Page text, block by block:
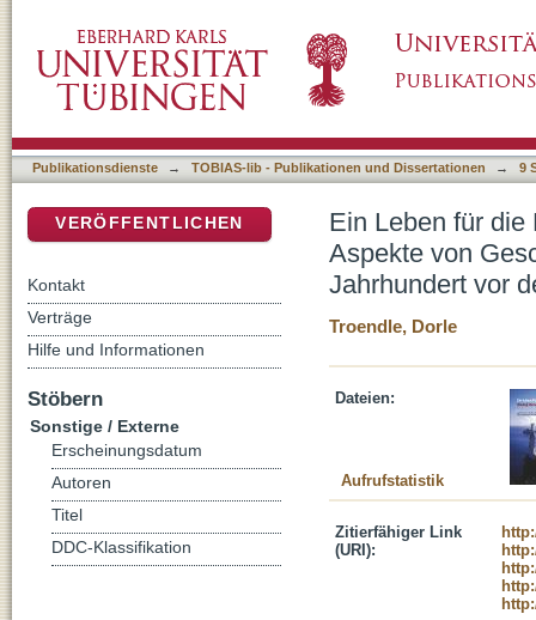
Kultur und Kunst im 20. Jahrhundert vor
Publikationsdienste → TOBIAS-lib - Publikationen und Dissertationen → 9
Ein Leben für die
Aspekte von
Jahrhundert vor
Troendle, Dorle
Dateien:
Aufrufstatistik
Zitierfähiger Link
(URI):
VERÖFFENTLICHEN
Kontakt
Verträge
Hilfe und Informationen
Stöbern
Sonstige / Externe
Erscheinungsdatum
Autoren
Titel
DDC-Klassifikation